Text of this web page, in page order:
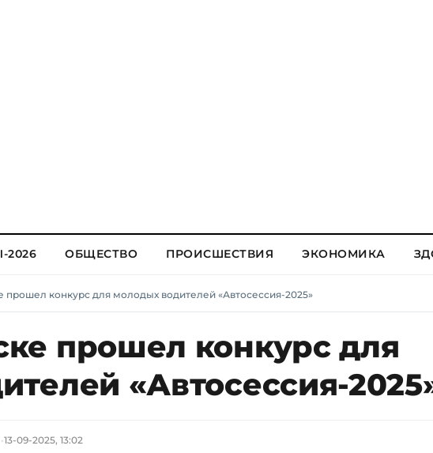
2026 ОБЩЕСТВО ПРОИСШЕСТВИЯ ЭКОНОМИКА
прошел конкурс для молодых водителей «Автосессия-2025»
прошел конкурс для
«Автосессия-
13-09-2025, 13:02